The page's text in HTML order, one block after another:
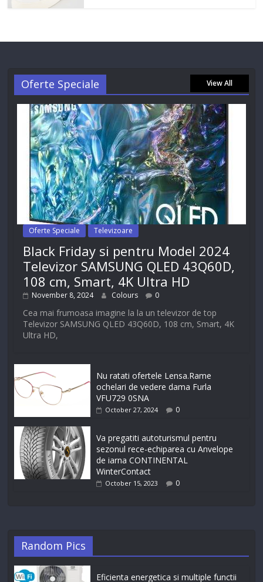
Oferte Speciale View All
Oferte Speciale Televizoare
Black Friday si pentru Model 2024
Televizor SAMSUNG QLED 43Q60D,
108 cm, Smart, 4K Ultra HD
November 8, 2024 Colours 0
Cea mai frumoasa imagine la la un televizor de top
Televizor SAMSUNG QLED 43Q60D, 108 cm, Smart, 4K
Ultra HD,
Nu ratati ofertele Lensa.Rame
ochelari de vedere dama Furla
VFU729 0SNA
October 27, 2024 0
Va pregatiti autoturismul pentru
sezonul rece-echiparea cu Anvelope
de iarna CONTINENTAL
WinterContact
October 15, 2023 0
Random Pics
Eficienta energetica si multiple functii